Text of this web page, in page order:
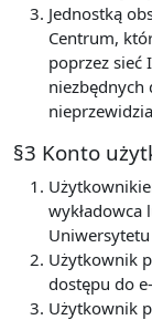
Jednostką
Centrum,
poprzez sieć
niezbędnych
§3 Konto
wykładowca
Użytkownik
dostępu do
Użytkownik